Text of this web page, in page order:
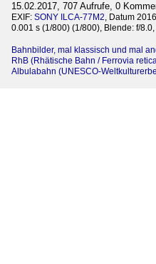
15.02.2017, 707 Aufrufe, 0
EXIF: SONY ILCA-77M2, Datum
0.001 s (1/800) (1/800), Blende: f/
Bahnbilder, mal klassisch und mal
RhB (Rhätische Bahn / Ferrovia
Albulabahn (UNESCO-